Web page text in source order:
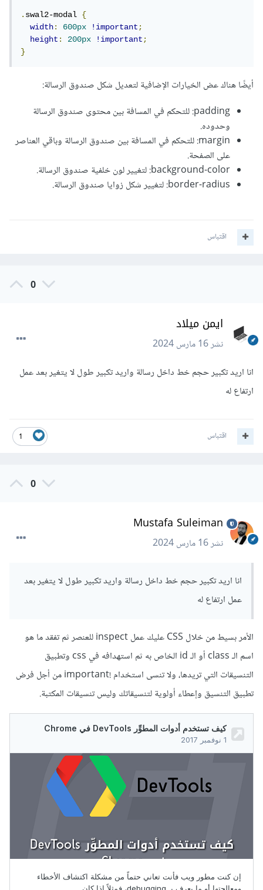
.swal2-modal {
width: 600px !important;
height: 200px !important;
}
أيضًا هناك عض الخيارات الإضافية لتعديل شكل صندوق الرسالة:
padding: للتحكم في المسافة بين محتوى صندوق الرسالة
وحدوده.
margin: للتحكم في المسافة بين صندوق الرسالة وباقي العناصر
على الصفحة.
background-color: لتغيير لون خلفية صندوق الرسالة.
border-radius: لتغيير شكل زوايا صندوق الرسالة.
اقتباس
0
ايمن ميلاد
نشر16 مارس 2024
انا اريد تكبير حجم خط داخل رسالة واريد تكبير طول لا يتغير بعد عمل
ارتفاع له
1 اقتباس
0
Mustafa Suleiman
نشر16 مارس 2024
انا اريد تكبير حجم خط داخل رسالة واريد تكبير طول لا يتغير بعد
عمل ارتفاع له
الأمر بسيط من خلال CSS عليك عمل inspect للعنصر ثم تفقد ما هو
اسم الـ class أو الـ id الخاص به ثم استهدافه في css وتطبيق
التنسيقات التي تريدها، ولا تنسى استخدام !important من أجل فرض
تطبيق التنسيق وإعطاء أولوية لتنسيقاتك وليس تنسيقات المكتبة.